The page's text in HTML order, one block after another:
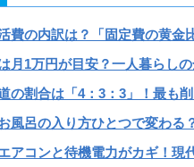
費の内訳は？「固定費の黄金
月1万円が目安？一人暮らし
の割合は「4：3：3」！最も
風呂の入り方ひとつで変わる
アコンと待機電力がカギ！現